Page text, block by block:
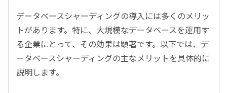
データベースシャーディングの導入には多くのメリッ
トがあります。特に、大規模なデータベースを運用す
る企業にとって、その効果は顕著です。以下では、デ
ータベースシャーディングの主なメリットを具体的に
説明します。